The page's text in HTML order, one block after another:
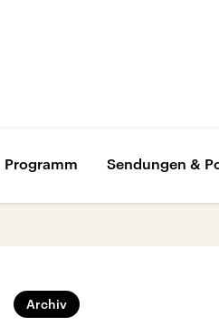
Programm Sendungen &
Archiv